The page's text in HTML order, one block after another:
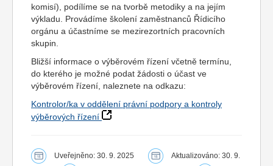
komisí), podílíme se na tvorbě metodiky a na jejím
výkladu. Provádíme školení zaměstnanců Řídicího
orgánu a účastníme se mezirezortních pracovních
skupin.
Bližší informace o výběrovém řízení včetně termínu,
do kterého je možné podat žádosti o účast ve
výběrovém řízení, naleznete na odkazu:
Kontrolor/ka v oddělení právní podpory a kontroly
výběrových řízení
Uveřejněno: 30. 9. 2025
Aktualizováno: 30. 9.